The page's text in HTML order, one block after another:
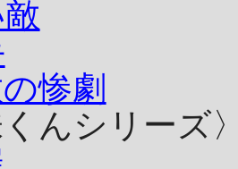
惨劇
くんシリーズ